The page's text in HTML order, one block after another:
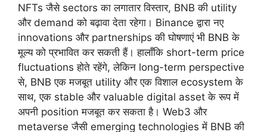
NFTs जैसे sectors का लगातार विस्तार, BNB की utility
और demand को बढ़ावा देता रहेगा। Binance द्वारा नए
innovations और partnerships की घोषणाएं भी BNB के
मूल्य को प्रभावित कर सकती हैं। हालाँकि short-term price
fluctuations होते रहेंगे, लेकिन long-term perspective
से, BNB एक मजबूत utility और एक विशाल ecosystem के
साथ, एक stable और valuable digital asset के रूप में
अपनी position मजबूत कर सकता है। Web3 और
metaverse जैसी emerging technologies में BNB की